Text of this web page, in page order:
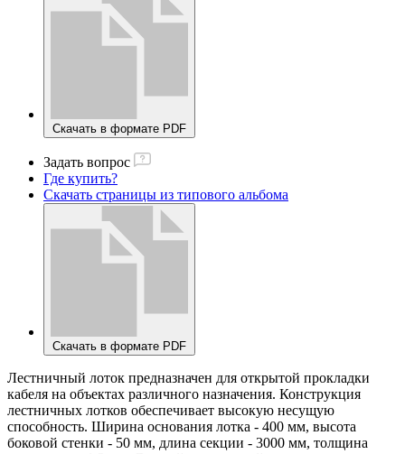
Скачать в формате PDF
Задать вопрос
Где купить?
Скачать страницы из типового альбома
Скачать в формате PDF
Лестничный лоток предназначен для открытой прокладки
кабеля на объектах различного назначения. Конструкция
лестничных лотков обеспечивает высокую несущую
способность. Ширина основания лотка - 400 мм, высота
боковой стенки - 50 мм, длина секции - 3000 мм, толщина